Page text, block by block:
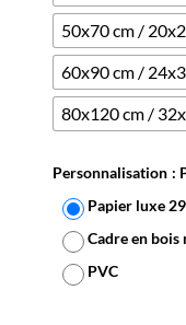
50x70 cm /
60x90 cm /
80x120 cm /
Personnalisation :
Papier luxe
Cadre en bois
PVC